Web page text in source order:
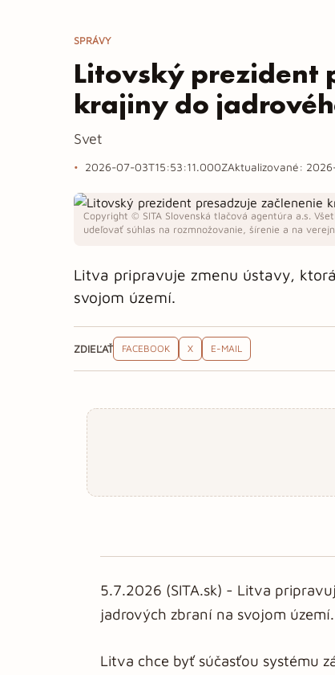
SPRÁVY
Litovský prezident
krajiny do
Svet
2026-07-03T15:53:11.000ZAktualizované:
Copyright © SITA Slovenská tlačová agentúra a.s.
udeľovať súhlas na rozmnožovanie, šírenie a na
Litva pripravuje zmenu ústavy,
svojom území.
ZDIEĽAŤ FACEBOOK X E-MAIL
5.7.2026 (SITA.sk) - Litva
jadrových zbraní na svojom území.
Litva chce byť súčasťou systému